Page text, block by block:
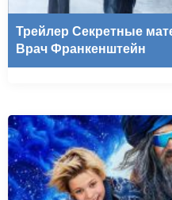
Трейлер Секретные
Врач Франкенштейн